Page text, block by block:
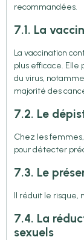
recommandées.
7.1. La
La vaccination
plus efficace. Elle
du virus,
majorité des
7.2. Le
Chez les
pour détecter
7.3. Le
Il réduit le risque,
7.4. La
sexuels